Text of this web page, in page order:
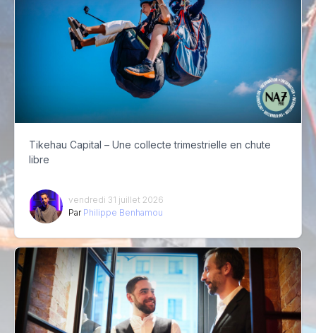
Tikehau Capital – Une collecte trimestrielle en chute
libre
vendredi 31 juillet 2026
Par Philippe Benhamou